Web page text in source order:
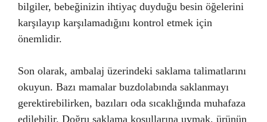
bilgiler, bebeğinizin ihtiyaç duyduğu besin öğelerini
karşılayıp karşılamadığını kontrol etmek için
önemlidir.
Son olarak, ambalaj üzerindeki saklama talimatlarını
okuyun. Bazı mamalar buzdolabında saklanmayı
gerektirebilirken, bazıları oda sıcaklığında muhafaza
edilebilir. Doğru saklama koşullarına uymak, ürünün